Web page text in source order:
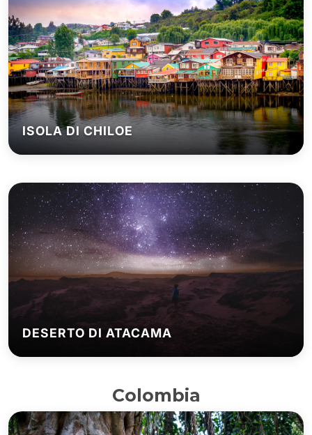
ISOLA DI CHILOE
DESERTO DI ATACAMA
Colombia